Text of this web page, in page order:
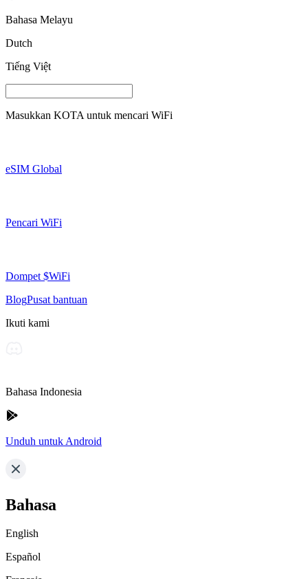
Bahasa Melayu
Dutch
Tiếng Việt
Masukkan KOTA untuk mencari WiFi
eSIM Global
Pencari WiFi
Dompet $WiFi
BlogPusat bantuan
Ikuti kami
Bahasa Indonesia
Unduh untuk Android
Bahasa
English
Español